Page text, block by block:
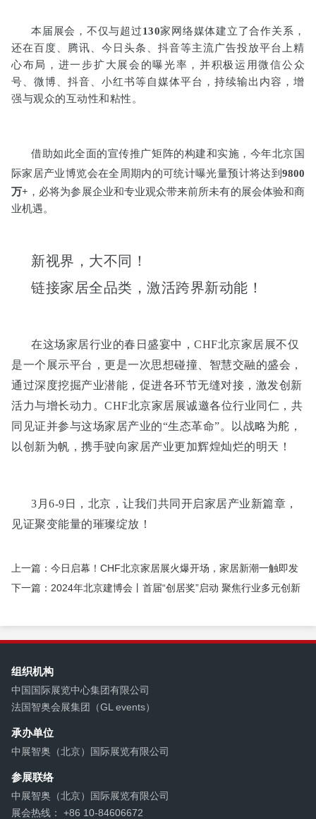
本届展会，不仅与超过130家网络媒体建立了合作关系，
还在百度、腾讯、今日头条、抖音等主流广告投放平台上精
心布局，进一步扩大展会的曝光率，并积极运用微信公众
号、微博、抖音、小红书等自媒体平台，持续输出内容，增
强与观众的互动性和粘性。
借助如此全面的宣传推广矩阵的构建和实施，今年北京国
际家居产业博览会在全周期内的可统计曝光量预计将达到 9800
万+ ，必将为参展企业和专业观众带来前所未有的展会体验和商
业机遇。
新视界，大不同！
链接家居全品类，激活跨界新动能！
在这场家居行业的春日盛宴中，CHF北京家居展不仅
是一个展示平台，更是一次思想碰撞、智慧交融的盛会，
通过深度挖掘产业潜能，促进各环节无缝对接，激发创新
活力与增长动力。CHF北京家居展诚邀各位行业同仁，共
同见证并参与这场家居产业的“生态革命”。以战略为舵，
以创新为帆，携手驶向家居产业更加辉煌灿烂的明天！
3月6-9日，北京，让我们共同开启家居产业新篇章，
见证聚变能量的璀璨绽放！
上一篇：今日启幕！CHF北京家居展火爆开场，家居新潮一触即发
下一篇：2024年北京建博会丨首届“创居奖”启动 聚焦行业多元创新
组织机构
中国国际展览中心集团有限公司
法国智奥会展集团（GL events）
承办单位
中展智奥（北京）国际展览有限公司
参展联络
中展智奥（北京）国际展览有限公司
展会热线： +86 10-84606672